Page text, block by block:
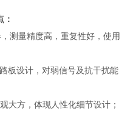
：
测量精度高，重复性好，使用
板设计，对弱信号及抗干扰能
大方，体现人性化细节设计；